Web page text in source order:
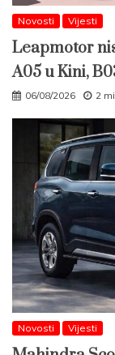
Novosti Vijesti
Leapmotor
A05 u Kini,
06/08/2026 2
Novosti Vijesti